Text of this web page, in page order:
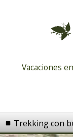
Vacaciones
Trekking con